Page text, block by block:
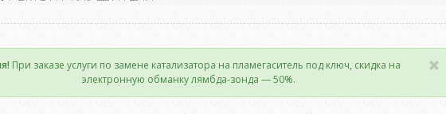
При заказе услуги по замене катализатора на пламегаситель под ключ, скидка на
электронную обманку лямбда-зонда — 50%.
×